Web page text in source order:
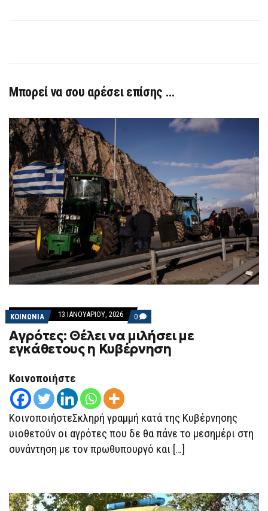
Μπορεί να σου αρέσει επίσης …
ΚΟΙΝΩΝΙΑ 13 ΙΑΝΟΥΑΡΊΟΥ, 2026 0 COMMENTS
ON
ΑΓΡΌΤΕΣ:
ΘΈΛΕΙ
ΝΑ
Αγρότες: Θέλει να μιλήσει με
εγκάθετους η Κυβέρνηση
Κοινοποιήστε
ΚοινοποιήστεΣκληρή γραμμή κατά της Κυβέρνησης
υιοθετούν οι αγρότες που δε θα πάνε το μεσημέρι στη
συνάντηση με τον πρωθυπουργό και […]